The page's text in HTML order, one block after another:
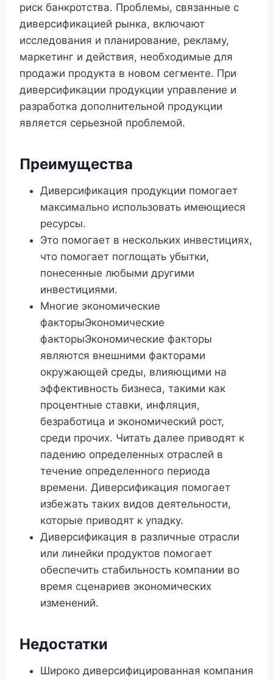
риск банкротства. Проблемы, связанные с
диверсификацией рынка, включают
исследования и планирование, рекламу,
маркетинг и действия, необходимые для
продажи продукта в новом сегменте. При
диверсификации продукции управление и
разработка дополнительной продукции
является серьезной проблемой.
Преимущества
Диверсификация продукции помогает
максимально использовать имеющиеся
ресурсы.
Это помогает в нескольких инвестициях,
что помогает поглощать убытки,
понесенные любыми другими
инвестициями.
Многие экономические
факторыЭкономические
факторыЭкономические факторы
являются внешними факторами
окружающей среды, влияющими на
эффективность бизнеса, такими как
процентные ставки, инфляция,
безработица и экономический рост,
среди прочих. Читать далее приводят к
падению определенных отраслей в
течение определенного периода
времени. Диверсификация помогает
избежать таких видов деятельности,
которые приводят к упадку.
Диверсификация в различные отрасли
или линейки продуктов помогает
обеспечить стабильность компании во
время сценариев экономических
изменений.
Недостатки
Широко диверсифицированная компания